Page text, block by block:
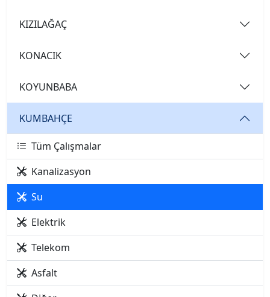
KIZILAĞAÇ
KONACIK
KOYUNBABA
KUMBAHÇE
Tüm Çalışmalar
Kanalizasyon
Su
Elektrik
Telekom
Asfalt